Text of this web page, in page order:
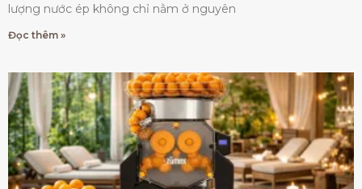
lượng nước ép không chỉ nằm ở nguyên
Đọc thêm »